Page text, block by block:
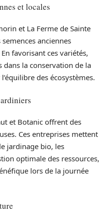
et locales
et La Ferme de Sainte
anciennes
favorisant ces variétés,
la conservation de la
des écosystèmes.
et Botanic offrent des
Ces entreprises mettent
jardinage bio, les
optimale des ressources,
lors de la journée